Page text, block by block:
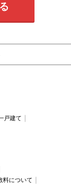
戸建て
料について